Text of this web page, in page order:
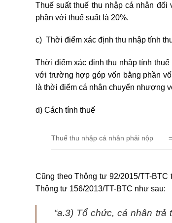
Thuế suất thuế thu nhập cá nhân
phần với thuế suất là 20%.
c) Thời điểm xác định thu nhập tính
Thời điểm xác định thu nhập tính
với trường hợp góp vốn bằng phần
là thời điểm cá nhân chuyển nhượng
d) Cách tính thuế
Thuế thu nhập cá nhân phải nộp =
Cũng theo Thông tư 92/2015/TT-
Thông tư 156/2013/TT-BTC như sau:
“a.3) Tổ chức, cá nhân